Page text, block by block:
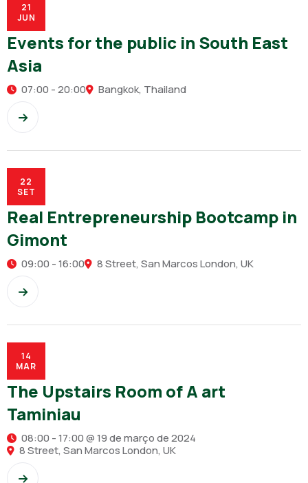
21
JUN
Events for the public in South East
Asia
07:00 - 20:00 Bangkok, Thailand
22
SET
Real Entrepreneurship Bootcamp in
Gimont
09:00 - 16:00 8 Street, San Marcos London, UK
14
MAR
The Upstairs Room of A art
Taminiau
08:00 - 17:00 @ 19 de março de 2024
8 Street, San Marcos London, UK